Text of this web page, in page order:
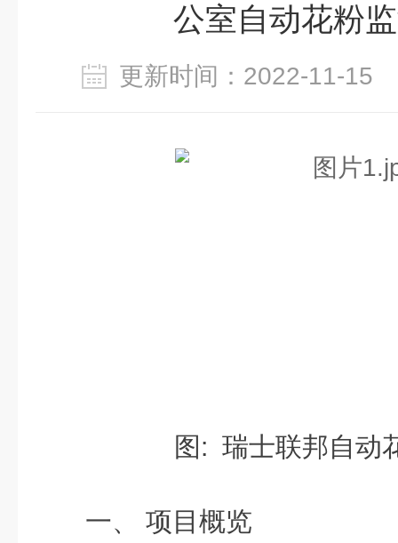
公室自动花粉
更新时间：2022-11-
图: 瑞士联邦自动
一、 项目概览